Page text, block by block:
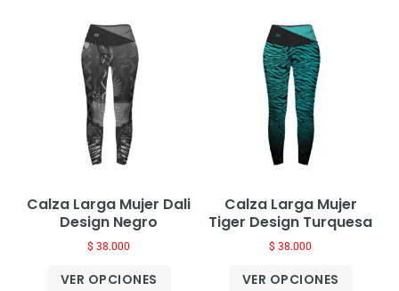
Calza Larga Mujer Dali
Design Negro
$ 38.000
VER OPCIONES
Calza Larga Mujer
Tiger Design Turquesa
$ 38.000
VER OPCIONES